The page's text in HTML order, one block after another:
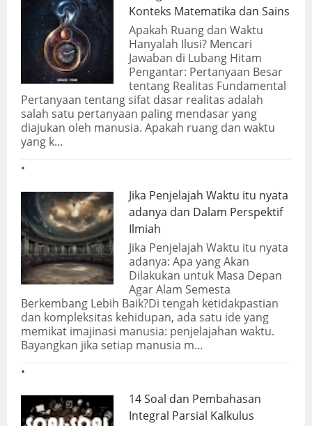
Konteks Matematika dan Sains
Apakah Ruang dan Waktu
Hanyalah Ilusi? Mencari
Jawaban di Lubang Hitam
Pengantar: Pertanyaan Besar
tentang Realitas Fundamental
Pertanyaan tentang sifat dasar realitas adalah
salah satu pertanyaan paling mendasar yang
diajukan oleh manusia. Apakah ruang dan waktu
yang k…
Jika Penjelajah Waktu itu nyata
adanya dan Dalam Perspektif
Ilmiah
Jika Penjelajah Waktu itu nyata
adanya: Apa yang Akan
Dilakukan untuk Masa Depan
Agar Alam Semesta
Berkembang Lebih Baik?Di tengah ketidakpastian
dan kompleksitas kehidupan, ada satu ide yang
memikat imajinasi manusia: penjelajahan waktu.
Bayangkan jika setiap manusia m…
14 Soal dan Pembahasan
Integral Parsial Kalkulus